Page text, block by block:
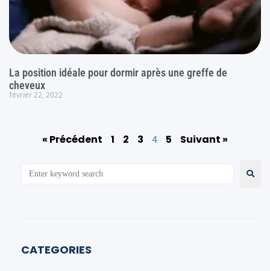
La position idéale pour dormir après une greffe de
cheveux
février 22, 2022
« Précédent 1 2 3 4 5 Suivant »
CATEGORIES